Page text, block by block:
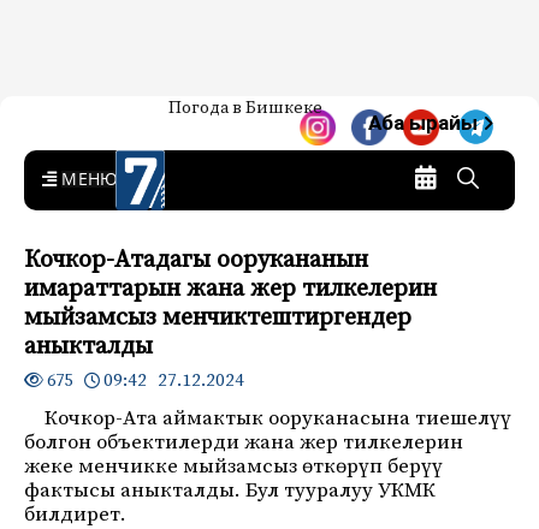
7-канал. Жаңылыктар —
Кыргызстан
Жаңылыктар — Кыргызстан
Погода в Бишкеке
Аба ырайы
MENU
Кочкор-Атадагы оорукананын
имараттарын жана жер тилкелерин
мыйзамсыз менчиктештиргендер
аныкталды
675 09:42 27.12.2024
Кочкор-Ата аймактык ооруканасына тиешелүү
болгон объектилерди жана жер тилкелерин
жеке менчикке мыйзамсыз өткөрүп берүү
фактысы аныкталды. Бул тууралуу УКМК
билдирет.